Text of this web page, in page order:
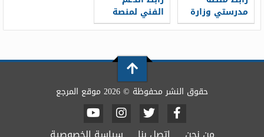
مدرستي وزارة
التعليم تويتر
الفني لمنصة
مدرستي schools
حقوق النشر محفوظة © 2026 موقع المرجع